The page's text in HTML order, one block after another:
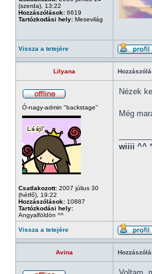
(szerda), 13:22
Hozzászólások: 6619
Tartózkodási hely: Mesevilág
Vissza a tetejére
Lilyana
Ó-nagy-admin "backstage"
Csatlakozott: 2007 július 30
(hétfő), 19:22
Hozzászólások: 10887
Tartózkodási hely:
Angyalföldön ^^
Nézek
Még
wiiii ^^
Vissza a tetejére
Avina